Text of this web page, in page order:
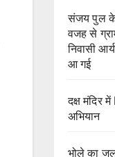
संजय पुल के
वजह से
निवासी
आ गई
दक्ष मंदिर
अभियान
भोले का जल